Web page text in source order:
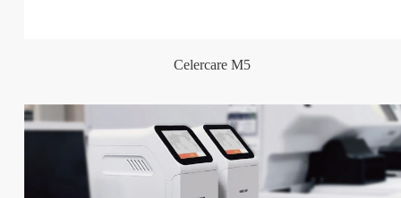
Celercare M5